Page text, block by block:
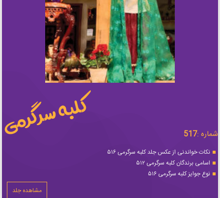
شماره :517
نکات خواندنی از عکس جلد کلبه سرگرمی ۵۱۶
اسامی برندگان کلبه سرگرمی ۵۱۲
نوع جوایز کلبه سرگرمی ۵۱۶
مشاهده جلد